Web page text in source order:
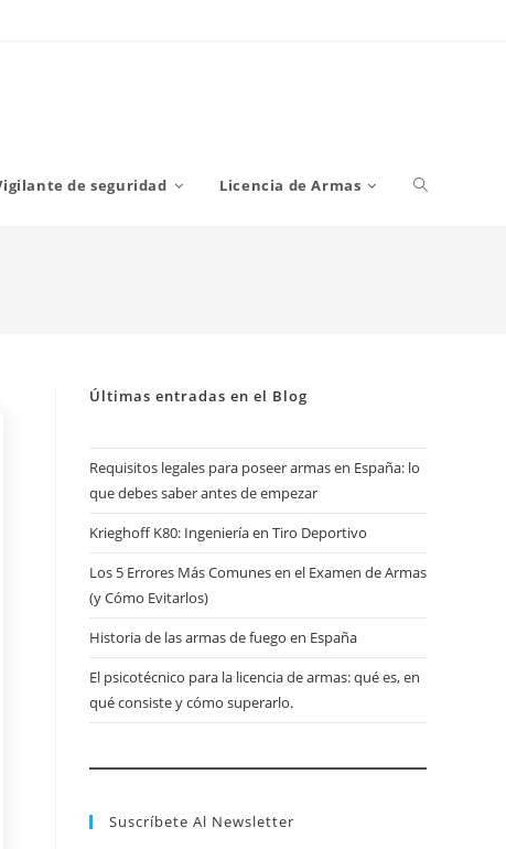
de seguridad Licencia de Armas Alternar
Últimas entradas en el Blog
Requisitos legales para poseer armas en España: lo
que debes saber antes de empezar
Krieghoff K80: Ingeniería en Tiro Deportivo
Los 5 Errores Más Comunes en el Examen de Armas
(y Cómo Evitarlos)
Historia de las armas de fuego en España
El psicotécnico para la licencia de armas: qué es, en
qué consiste y cómo superarlo.
Suscríbete Al Newsletter